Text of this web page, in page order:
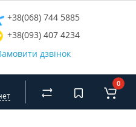
+38(068) 744 5885
+38(093) 407 4234
дзвінок
0